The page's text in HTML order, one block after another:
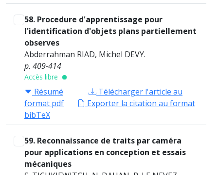
58. Procedure d'apprentissage pour
l'identification d'objets plans partiellement
observes
Abderrahman RIAD, Michel DEVY.
p. 409-414
Accès libre
Résumé
Télécharger l'article au
format pdf
Exporter la citation au format
bibTeX
59. Reconnaissance de traits par caméra
pour applications en conception et essais
mécaniques